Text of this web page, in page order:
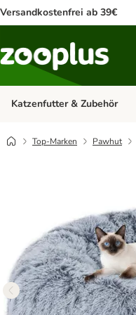
Versandkostenfrei ab 39€
Katzenfutter & Zubehör
Top-Marken Pawhut